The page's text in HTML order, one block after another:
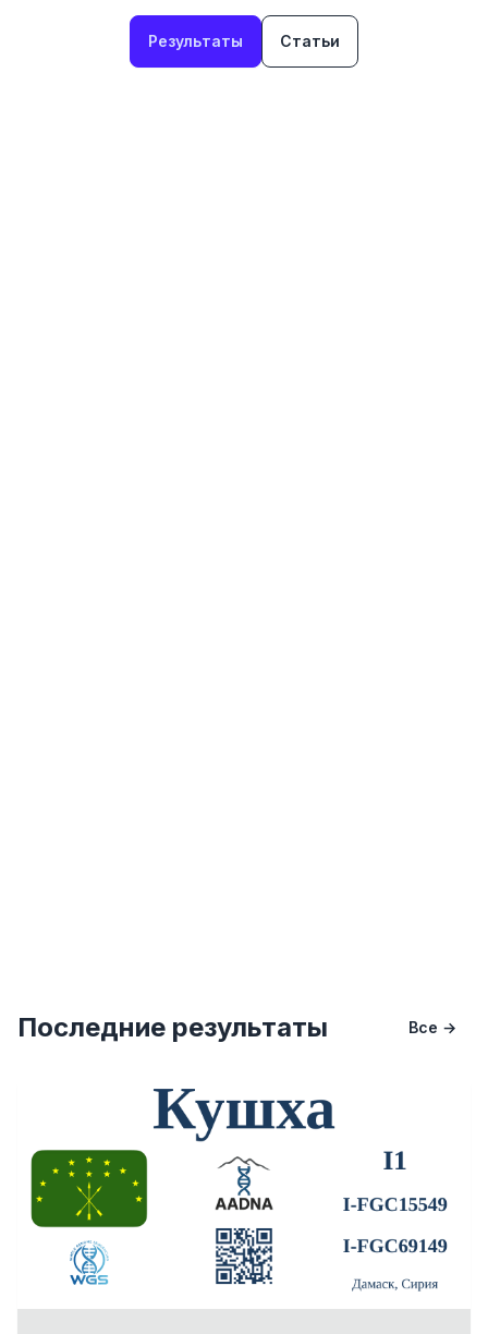
Результаты Статьи
Последние результаты Все →